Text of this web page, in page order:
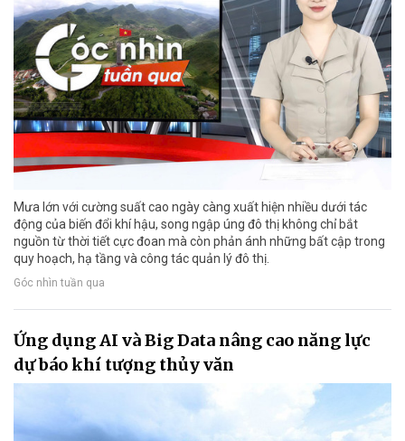
Mưa lớn với cường suất cao ngày càng xuất hiện nhiều dưới tác
động của biến đổi khí hậu, song ngập úng đô thị không chỉ bắt
nguồn từ thời tiết cực đoan mà còn phản ánh những bất cập trong
quy hoạch, hạ tầng và công tác quản lý đô thị.
Góc nhìn tuần qua
Ứng dụng AI và Big Data nâng cao năng lực
dự báo khí tượng thủy văn